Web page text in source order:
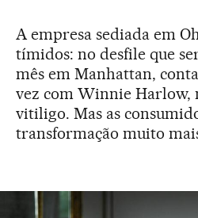
A empresa sediada em
tímidos: no desfile que
mês em Manhattan,
vez com Winnie Harlow,
vitiligo. Mas as
transformação muito